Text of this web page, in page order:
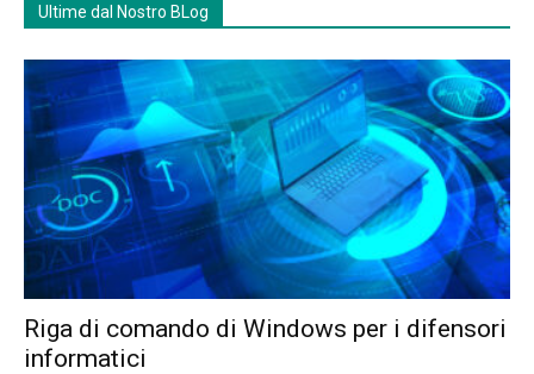
Ultime dal Nostro BLog
Riga di comando di Windows per i difensori
informatici